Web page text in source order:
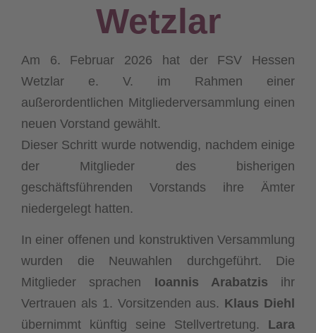
Wetzlar
Am 6. Februar 2026 hat der FSV Hessen
Wetzlar e. V. im Rahmen einer
außerordentlichen Mitgliederversammlung einen
neuen Vorstand gewählt.
Dieser Schritt wurde notwendig, nachdem einige
der Mitglieder des bisherigen
geschäftsführenden Vorstands ihre Ämter
niedergelegt hatten.
In einer offenen und konstruktiven Versammlung
wurden die Neuwahlen durchgeführt. Die
Mitglieder sprachen Ioannis Arabatzis ihr
Vertrauen als 1. Vorsitzenden aus. Klaus Diehl
übernimmt künftig seine Stellvertretung. Lara